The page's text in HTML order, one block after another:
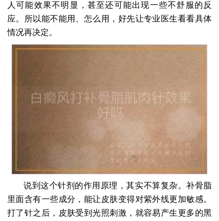
人可能效果不明显，甚至还可能出现一些不舒服的反
应。所以能不能用、怎么用，好先让专业医生看看具体
情况再决定。
说到这个针剂的作用原理，其实不算复杂。补骨脂
里面含有一些成分，能让皮肤变得对紫外线更加敏感。
打了针之后，皮肤受到光照刺激，就容易产生更多的黑